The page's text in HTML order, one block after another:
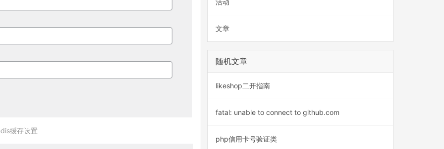
缓存设置
文章
随机文章
likeshop二开指南
fatal: unable to connect to github.com
php信用卡号验证类